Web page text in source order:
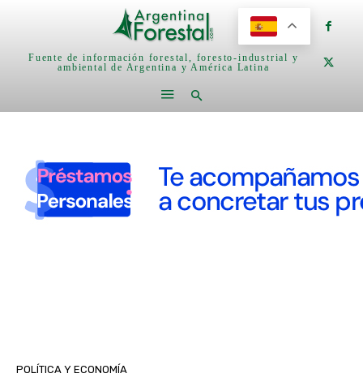
Fuente de información forestal, foresto-industrial y
ambiental de Argentina y América Latina
POLÍTICA Y ECONOMÍA